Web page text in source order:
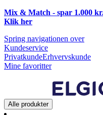
Mix & Match - spar 1.000
Klik her
Spring navigationen over
Kundeservice
PrivatkundeErhvervskunde
Mine favoritter
Alle produkter